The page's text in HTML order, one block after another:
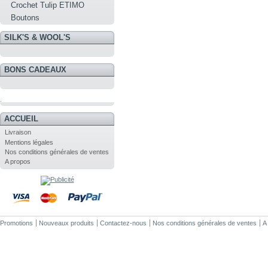
Crochet Tulip ETIMO
Boutons
SILK'S & WOOL'S
BONS CADEAUX
ACCUEIL
Livraison
Mentions légales
Nos conditions générales de ventes
A propos
Promotions Nouveaux produits Contactez-nous Nos conditions générales de ventes A